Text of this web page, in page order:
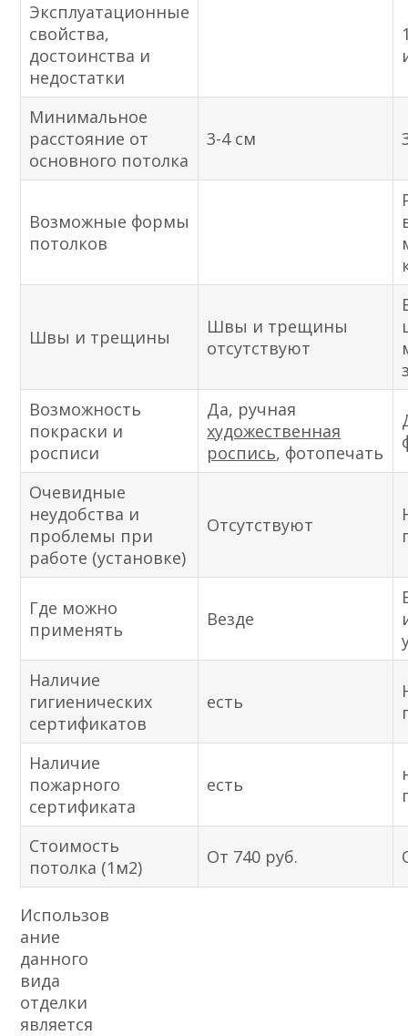
Эксплуатационные
свойства,
достоинства и
недостатки
Минимальное
расстояние от
основного потолка
3-4 см
Возможные формы
потолков
Швы и трещины
Швы и трещины
отсутствуют
Возможность
покраски и
росписи
Да, ручная
художественная
роспись, фотопечать
Очевидные
неудобства и
проблемы при
работе (установке)
Отсутствуют
Где можно
применять
Везде
Наличие
гигиенических
сертификатов
есть
Наличие
пожарного
сертификата
есть
Стоимость
потолка (1м2)
От 740 руб.
Использов
ание
данного
вида
отделки
является